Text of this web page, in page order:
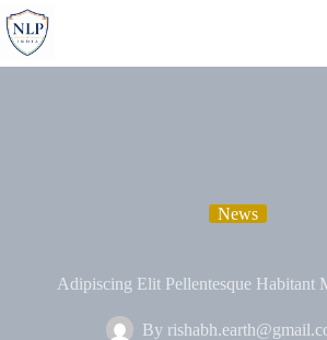
Skip
to
content
News
Adipiscing Elit Pellentesque Habitant
By